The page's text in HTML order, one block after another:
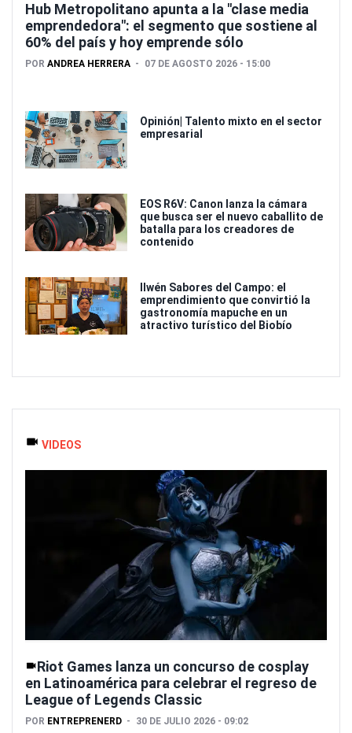
Hub Metropolitano apunta a la "clase media
emprendedora": el segmento que sostiene al
60% del país y hoy emprende sólo
POR ANDREA HERRERA 07 DE AGOSTO 2026 - 15:00
Opinión| Talento mixto en el sector
empresarial
EOS R6V: Canon lanza la cámara
que busca ser el nuevo caballito de
batalla para los creadores de
contenido
Ilwén Sabores del Campo: el
emprendimiento que convirtió la
gastronomía mapuche en un
atractivo turístico del Biobío
VIDEOS
Riot Games lanza un concurso de cosplay
en Latinoamérica para celebrar el regreso de
League of Legends Classic
POR ENTREPRENERD 30 DE JULIO 2026 - 09:02